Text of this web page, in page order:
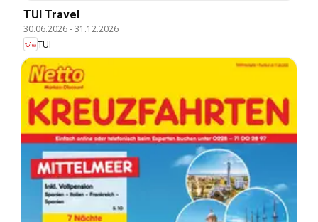
TUI Travel
30.06.2026-31.12.2026
TUI